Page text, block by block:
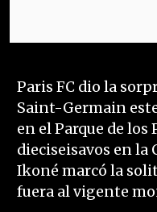
Paris FC dio la
Saint-Germain
en el Parque de
dieciseisavos en la
Ikoné marcó la
fuera al vigente